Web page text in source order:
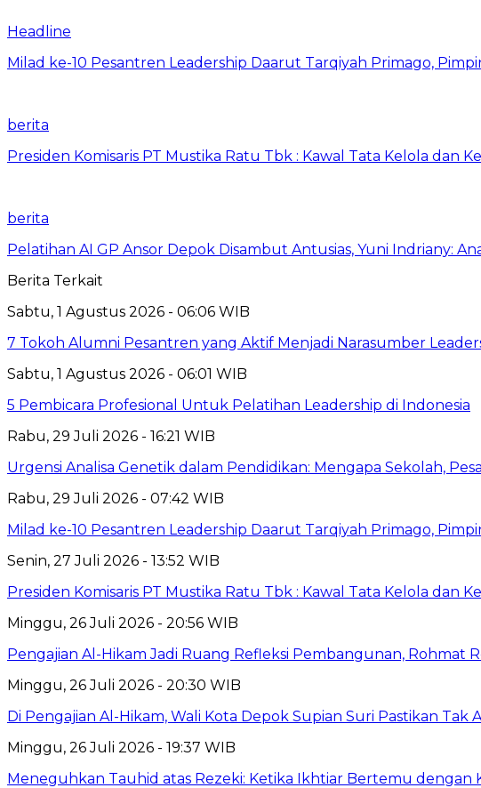
Headline
Milad ke-10 Pesantren Leadership Daarut Tarqiyah Primago,
berita
Presiden Komisaris PT Mustika Ratu Tbk : Kawal Tata Kelola dan
berita
Pelatihan AI GP Ansor Depok Disambut Antusias, Yuni Indriany:
Berita Terkait
Sabtu, 1 Agustus 2026 - 06:06 WIB
7 Tokoh Alumni Pesantren yang Aktif Menjadi Narasumber
Sabtu, 1 Agustus 2026 - 06:01 WIB
5 Pembicara Profesional Untuk Pelatihan Leadership di Indonesia
Rabu, 29 Juli 2026 - 16:21 WIB
Urgensi Analisa Genetik dalam Pendidikan: Mengapa Sekolah,
Rabu, 29 Juli 2026 - 07:42 WIB
Milad ke-10 Pesantren Leadership Daarut Tarqiyah Primago,
Senin, 27 Juli 2026 - 13:52 WIB
Presiden Komisaris PT Mustika Ratu Tbk : Kawal Tata Kelola dan
Minggu, 26 Juli 2026 - 20:56 WIB
Pengajian Al-Hikam Jadi Ruang Refleksi Pembangunan, Rohmat
Minggu, 26 Juli 2026 - 20:30 WIB
Di Pengajian Al-Hikam, Wali Kota Depok Supian Suri Pastikan Tak
Minggu, 26 Juli 2026 - 19:37 WIB
Meneguhkan Tauhid atas Rezeki: Ketika Ikhtiar Bertemu dengan